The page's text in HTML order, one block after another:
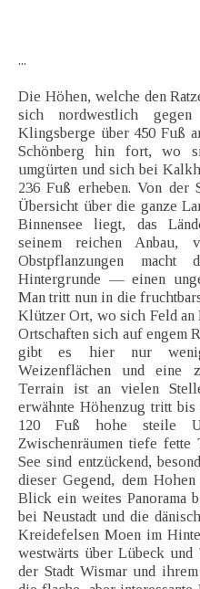
...
Die Höhen, welche den
sich nordwestlich
Klingsberge über 450 Fuß
Schönberg hin fort, wo
umgürten und sich bei
236 Fuß erheben. Von der
Übersicht über die ganze
Binnensee liegt, das
seinem reichen Anbau,
Obstpflanzungen
Hintergrunde — einen
Man tritt nun in die
Klützer Ort, wo sich Feld an
Ortschaften sich auf engem
gibt es hier nur
Weizenflächen und eine
Terrain ist an vielen
erwähnte Höhenzug tritt
120 Fuß hohe steile
Zwischenräumen tiefe
See sind entzückend,
dieser Gegend, dem
Blick ein weites Panorama
bei Neustadt und die
Kreidefelsen Moen im
westwärts über Lübeck
der Stadt Wismar und